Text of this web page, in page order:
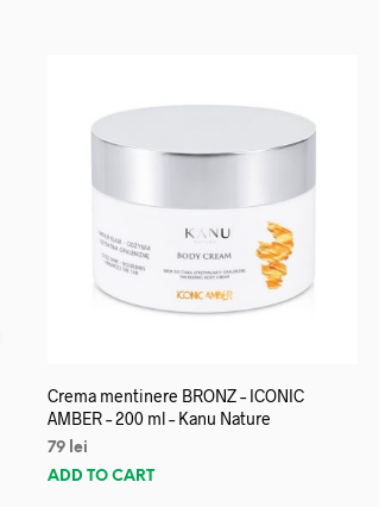
Crema mentinere BRONZ – ICONIC
AMBER – 200 ml – Kanu Nature
79 lei
ADD TO CART